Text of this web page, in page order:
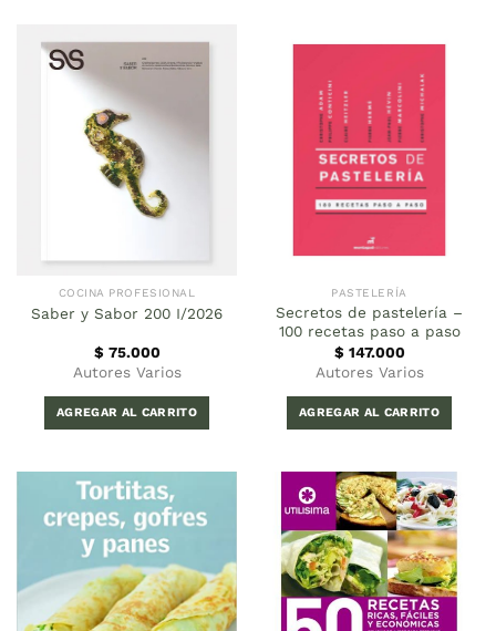
COCINA PROFESIONAL
Saber y Sabor 200 I/2026
$ 75.000
Autores Varios
AGREGAR AL CARRITO
PASTELERÍA
Secretos de pastelería –
100 recetas paso a paso
$ 147.000
Autores Varios
AGREGAR AL CARRITO